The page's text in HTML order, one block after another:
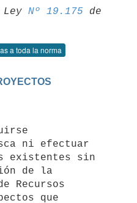
Ley Nº 19.175 de
a toda la norma
ni efectuar
existentes sin
de la
Recursos
que